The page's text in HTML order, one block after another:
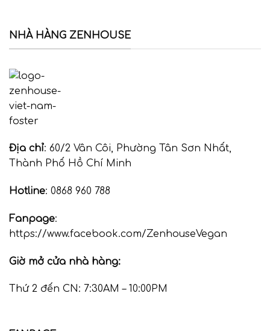
NHÀ HÀNG ZENHOUSE
Địa chỉ: 60/2 Vân Côi, Phường Tân Sơn Nhất,
Thành Phố Hồ Chí Minh
Hotline: 0868 960 788
Fanpage:
https://www.facebook.com/ZenhouseVegan
Giờ mở cửa nhà hàng:
Thứ 2 đến CN: 7:30AM – 10:00PM